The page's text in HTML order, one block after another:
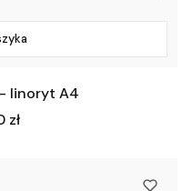
linoryt A4
zł